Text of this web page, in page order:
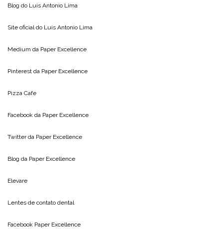
Blog do Luis Antonio Lima
Site oficial do Luis Antonio Lima
Medium da Paper Excellence
Pinterest da Paper Excellence
Pizza Cafe
Facebook da Paper Excellence
Twitter da Paper Excellence
Blog da Paper Excellence
Elevare
Lentes de contato dental
Facebook Paper Excellence